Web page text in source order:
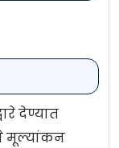
देण्यात
मूल्यांकन